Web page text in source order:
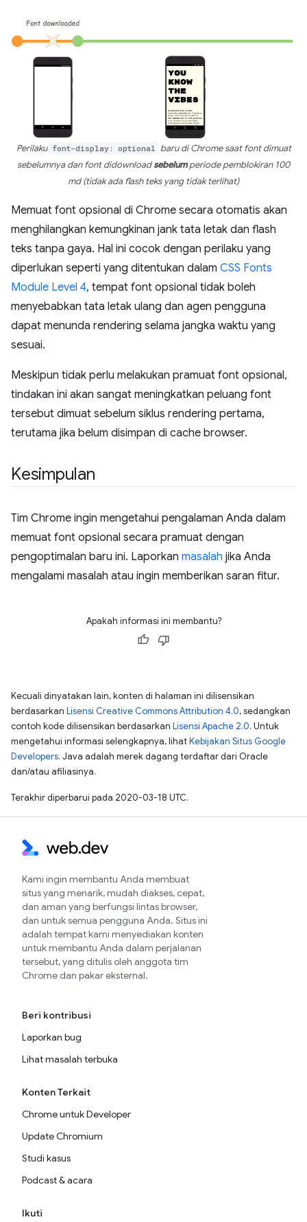
Perilaku font-display: optional
baru di Chrome saat font dimuat
sebelumnya dan font didownloadsebelumperiode pemblokiran 100
md (tidak ada flash teks yang tidak terlihat)
Memuat font opsional di Chrome secara otomatis akan
menghilangkan kemungkinan jank tata letak dan flash
teks tanpa gaya. Hal ini cocok dengan perilaku yang
diperlukan seperti yang ditentukan dalam CSS Fonts
Module Level 4, tempat font opsional tidak boleh
menyebabkan tata letak ulang dan agen pengguna
dapat menunda rendering selama jangka waktu yang
sesuai.
Meskipun tidak perlu melakukan pramuat font opsional,
tindakan ini akan sangat meningkatkan peluang font
tersebut dimuat sebelum siklus rendering pertama,
terutama jika belum disimpan di cache browser.
Kesimpulan
Tim Chrome ingin mengetahui pengalaman Anda dalam
memuat font opsional secara pramuat dengan
pengoptimalan baru ini. Laporkan masalah jika Anda
mengalami masalah atau ingin memberikan saran fitur.
Apakah informasi ini membantu?
Kecuali dinyatakan lain, konten di halaman ini dilisensikan
berdasarkan Lisensi Creative Commons Attribution 4.0, sedangkan
contoh kode dilisensikan berdasarkan Lisensi Apache 2.0. Untuk
mengetahui informasi selengkapnya, lihatKebijakan Situs Google
Developers. Java adalah merek dagang terdaftar dari Oracle
dan/atau afiliasinya.
Terakhir diperbarui pada 2020-03-18 UTC.
Kami ingin membantu Anda membuat
situs yang menarik, mudah diakses, cepat,
dan aman yang berfungsi lintas browser,
dan untuk semua pengguna Anda. Situs ini
adalah tempat kami menyediakan konten
untuk membantu Anda dalam perjalanan
tersebut, yang ditulis oleh anggota tim
Chrome dan pakar eksternal.
Beri kontribusi
Laporkan bug
Lihat masalah terbuka
Konten Terkait
Chrome untuk Developer
Update Chromium
Studi kasus
Podcast & acara
Ikuti